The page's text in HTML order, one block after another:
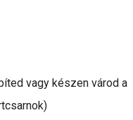
vagy készen várod a